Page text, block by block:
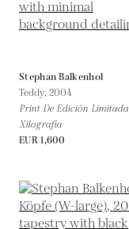
Stephan Balkenhol
Teddy, 2004
Print De Edición Limitada
Xilografía
EUR 1,600